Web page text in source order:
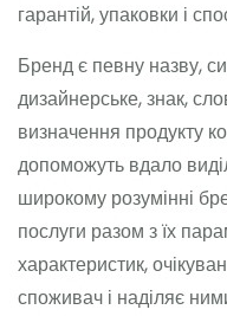
гарантій, упаковки і
Бренд є певну назву,
дизайнерське, знак,
визначення продукту
допоможуть вдало
широкому розумінні
послуги разом з їх
характеристик,
споживач і наділяє